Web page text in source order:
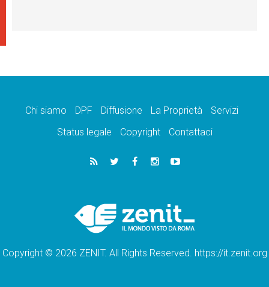
Chi siamo DPF Diffusione La Proprietà
Servizi
Status legale
Copyright Contattaci
Copyright © 2026 ZENIT. All Rights Reserved. https://it.zenit.org